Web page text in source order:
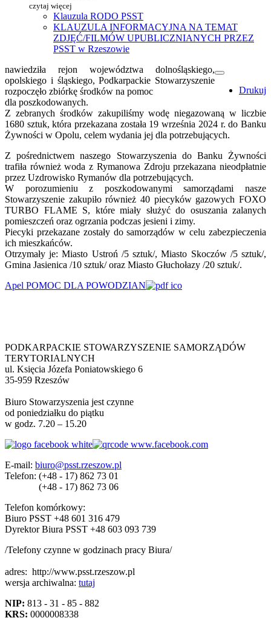
czytaj więcej
Klauzula RODO PSST
KLAUZULA INFORMACYJNA NA TEMAT
ZDJĘĆ/FILMÓW UPUBLICZNIANYCH PRZEZ
PSST w Rzeszowie
Drukuj
nawiedziła rejon województwa dolnośląskiego,
opolskiego i śląskiego, Podkarpackie Stowarzyszenie
rozpoczęło zbiórkę środków na pomoc
dla poszkodowanych.
Z zebranych środków zakupiliśmy wodę niegazowaną w liczbie
1680 sztuk, która przekazana została 19 września 2024 r. do Banku
Żywności w Opolu, celem wydania jej dla potrzebujących.
Z pośrednictwem naszego Stowarzyszenia do Banku Żywności
trafiła również woda z Rymanowa Zdroju przekazana nieodpłatnie
przez Uzdrowisko Rymanów dla potrzebujących.
W porozumieniu z poszkodowanymi samorządami nasze
Stowarzyszenie zakupiło również 40 piecyków gazowych FOXO
TURBO FLAME S, które miały służyć do osuszania zalanych
pomieszczeń oraz ogrzania podczas jesieni i zimy.
Piecyki przekazane zostały do samorządów w celu zabezpieczenia
ich mieszkańców.
Otrzymały je: Miasto Ustroń /5 sztuk/, Miasto Skoczów /5 sztuk/,
Gmina Jasienica /10 sztuk/ oraz Miasto Głuchołazy /20 sztuk/.
Apel POMOC DLA POWODZIAN
PODKARPACKIE STOWARZYSZENIE SAMORZĄDÓW
TERYTORIALNYCH
ul. Księcia Józefa Poniatowskiego 6
35-959 Rzeszów
Biuro Stowarzyszenia jest czynne
od poniedziałku do piątku
w godz. 7.20 – 15.20
E-mail: biuro@psst.rzeszow.pl
Telefon: (+48 - 17) 862 73 01
(+48 - 17) 862 73 06
Telefon komórkowy:
Biuro PSST +48 601 316 479
Dyrektor Biura PSST +48 603 093 739
/Telefony czynne w godzinach pracy Biura/
adres: http://www.psst.rzeszow.pl
wersja archiwalna: tutaj
NIP: 813 - 31 - 85 - 882
KRS: 0000008338